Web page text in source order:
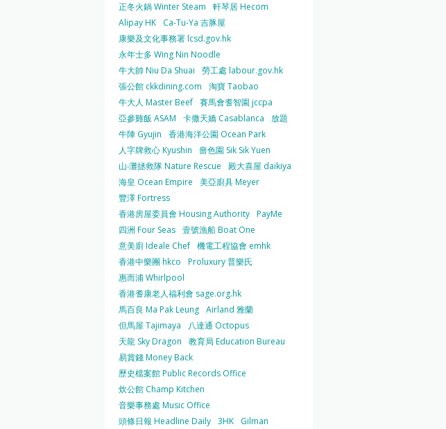
正冬火鍋 Winter Steam
軒琴居 Hecom
Alipay HK
Ca-Tu-Ya 吉豚屋
康樂及文化事務署 lcsd.gov.hk
永年士多 Wing Nin Noodle
牛大帥 Niu Da Shuai
勞工處 labour.gov.hk
張公館 ckkdining.com
淘寶 Taobao
牛大人 Master Beef 賽馬會耆智園 jccpa
亞參雞飯 ASAM
卡撒天嬌 Casablanca
放題
牛陣 Gyujin
香港海洋公園 Ocean Park
人字牌救心 Kyushin
嗇色園 Sik Sik Yuen
山‧灘拯救隊 Nature Rescue
殿大喜屋 daikiya
海皇 Ocean Empire
美亞廚具 Meyer
豐澤 Fortress
香港房屋委員會 Housing Authority PayMe
四洲 Four Seas 壹號漁船 Boat One
意美廚 Ideale Chef 機電工程協會 emhk
香港中樂團 hkco
Proluxury 普樂氏
惠而浦 Whirlpool
香港耆康老人福利會 sage.org.hk
馬百良 Ma Pak Leung Airland 雅蘭
但馬屋 Tajimaya
八達通 Octopus
天龍 Sky Dragon
教育局 Education Bureau
易賞錢 Money Back
歷史檔案館 Public Records Office
炊公館 Champ Kitchen
音樂事務處 Music Office
頭條日報 Headline Daily 3HK
Gilman